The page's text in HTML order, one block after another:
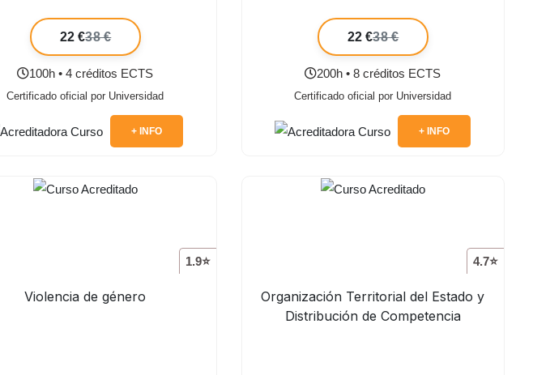
22 €38 €
100h • 4 créditos ECTS
Certificado oficial por Universidad
+ INFO
22 €38 €
200h • 8 créditos ECTS
Certificado oficial por Universidad
+ INFO
1.9⭐
Violencia de género
4.7⭐
Organización Territorial del Estado y
Distribución de Competencia